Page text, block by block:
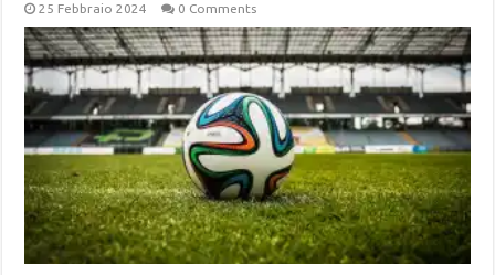
25 Febbraio 2024 0 Comments